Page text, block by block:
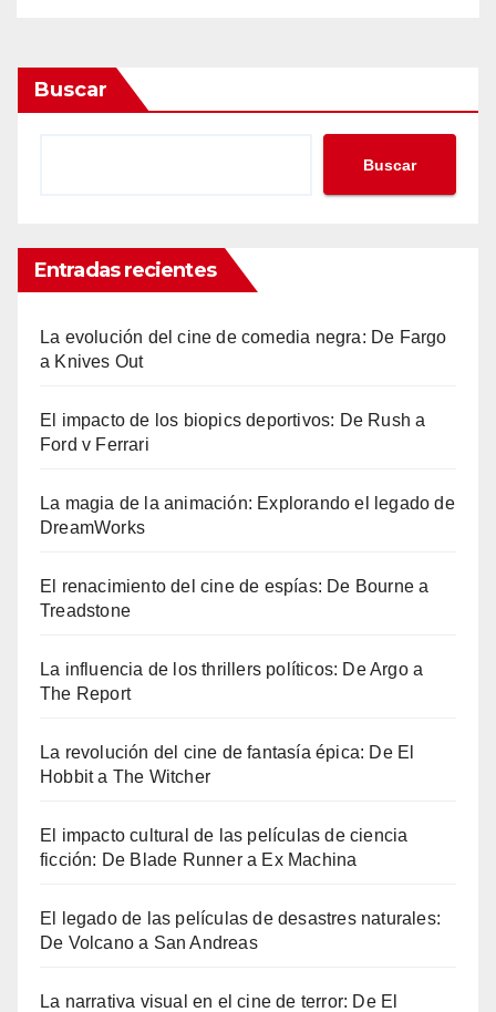
Buscar
Buscar
Entradas recientes
La evolución del cine de comedia negra: De Fargo
a Knives Out
El impacto de los biopics deportivos: De Rush a
Ford v Ferrari
La magia de la animación: Explorando el legado de
DreamWorks
El renacimiento del cine de espías: De Bourne a
Treadstone
La influencia de los thrillers políticos: De Argo a
The Report
La revolución del cine de fantasía épica: De El
Hobbit a The Witcher
El impacto cultural de las películas de ciencia
ficción: De Blade Runner a Ex Machina
El legado de las películas de desastres naturales:
De Volcano a San Andreas
La narrativa visual en el cine de terror: De El